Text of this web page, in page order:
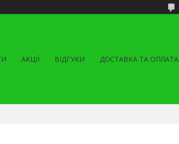
АКЦІЇ ВІДГУКИ ДОСТАВКА ТА ОПЛАТА